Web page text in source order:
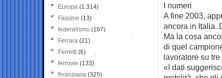
I numeri
A fine 2003,
ancora in Italia.
Ma la cosa
di quel
lavoratore su
«I dati
Europa (1.314)
Fassino (13)
federalismo (167)
Ferrara (21)
Ferretti (6)
ferrovie (133)
finanziaria (325)